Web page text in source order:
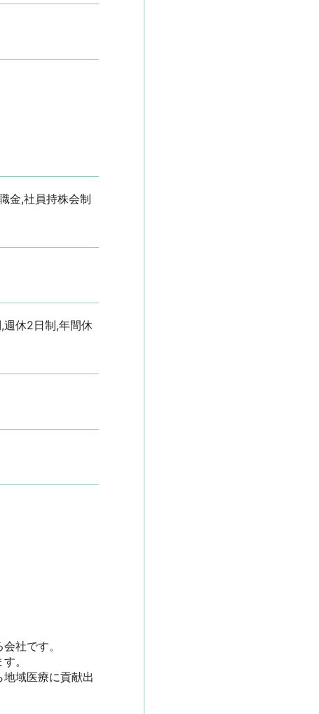
金,社員持株会制
週休2日制,年間休
社です。
。
域医療に貢献出